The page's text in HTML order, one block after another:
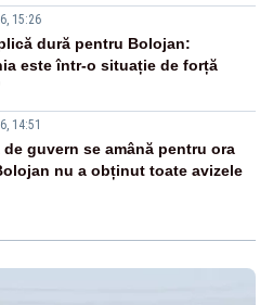
15:26
dură pentru Bolojan:
este într-o situație de forță
14:51
de guvern se amână pentru ora
nu a obținut toate avizele